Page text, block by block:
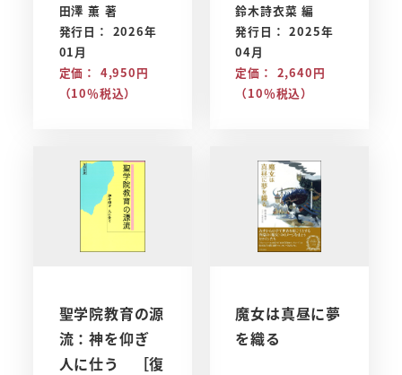
田澤 薫 著
発行日： 2026年
01月
定価： 4,950円
（10％税込）
鈴木詩衣菜 編
発行日： 2025年
04月
定価： 2,640円
（10％税込）
聖学院教育の源
流：神を仰ぎ
人に仕う ［復
魔女は真昼に夢
を織る